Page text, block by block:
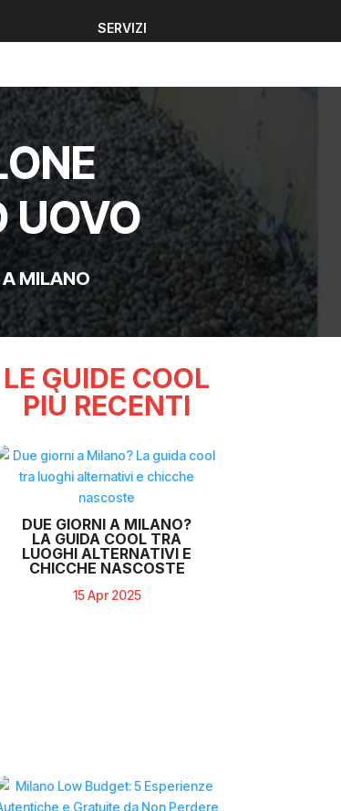
SERVIZI
UOVO
MILANO
LE GUIDE COOL
PIÙ RECENTI
DUE GIORNI A MILANO?
LA GUIDA COOL TRA
LUOGHI ALTERNATIVI E
CHICCHE NASCOSTE
15 Apr 2025